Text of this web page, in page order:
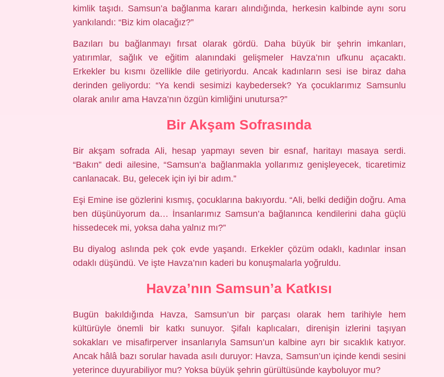
kimlik taşıdı. Samsun’a bağlanma kararı alındığında, herkesin kalbinde aynı soru
yankılandı: “Biz kim olacağız?”
Bazıları bu bağlanmayı fırsat olarak gördü. Daha büyük bir şehrin imkanları,
yatırımlar, sağlık ve eğitim alanındaki gelişmeler Havza’nın ufkunu açacaktı.
Erkekler bu kısmı özellikle dile getiriyordu. Ancak kadınların sesi ise biraz daha
derinden geliyordu: “Ya kendi sesimizi kaybedersek? Ya çocuklarımız Samsunlu
olarak anılır ama Havza’nın özgün kimliğini unutursa?”
Bir Akşam Sofrasında
Bir akşam sofrada Ali, hesap yapmayı seven bir esnaf, haritayı masaya serdi.
“Bakın” dedi ailesine, “Samsun’a bağlanmakla yollarımız genişleyecek, ticaretimiz
canlanacak. Bu, gelecek için iyi bir adım.”
Eşi Emine ise gözlerini kısmış, çocuklarına bakıyordu. “Ali, belki dediğin doğru. Ama
ben düşünüyorum da… İnsanlarımız Samsun’a bağlanınca kendilerini daha güçlü
hissedecek mi, yoksa daha yalnız mı?”
Bu diyalog aslında pek çok evde yaşandı. Erkekler çözüm odaklı, kadınlar insan
odaklı düşündü. Ve işte Havza’nın kaderi bu konuşmalarla yoğruldu.
Havza’nın Samsun’a Katkısı
Bugün bakıldığında Havza, Samsun’un bir parçası olarak hem tarihiyle hem
kültürüyle önemli bir katkı sunuyor. Şifalı kaplıcaları, direnişin izlerini taşıyan
sokakları ve misafirperver insanlarıyla Samsun’un kalbine ayrı bir sıcaklık katıyor.
Ancak hâlâ bazı sorular havada asılı duruyor: Havza, Samsun’un içinde kendi sesini
yeterince duyurabiliyor mu? Yoksa büyük şehrin gürültüsünde kayboluyor mu?